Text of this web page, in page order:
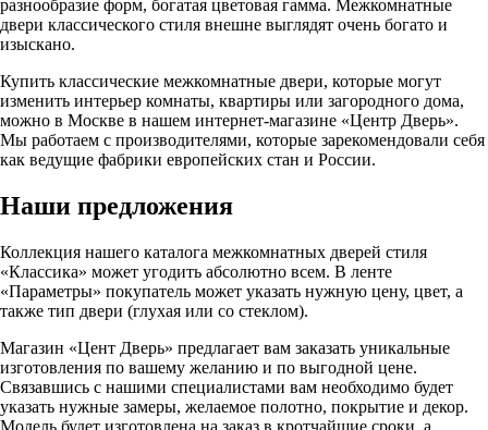
Крем
Крен-экрю
Латте
макоре файн-лайн
Медовый
Миланский орех
Миндаль